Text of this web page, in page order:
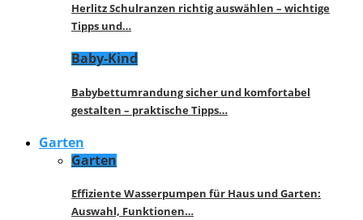
Herlitz Schulranzen richtig auswählen – wichtige
Tipps und…
Baby-Kind
Babybettumrandung sicher und komfortabel
gestalten – praktische Tipps…
Garten
Garten
Effiziente Wasserpumpen für Haus und Garten:
Auswahl, Funktionen…